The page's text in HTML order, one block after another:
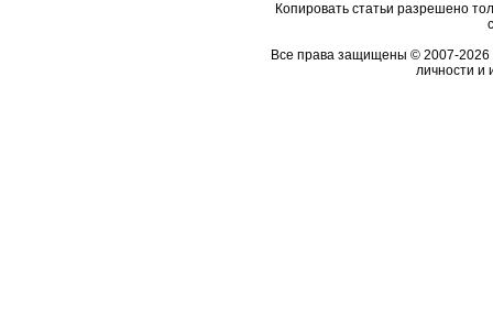
Копировать статьи разрешено
Все права защищены © 2007-2026
личности и